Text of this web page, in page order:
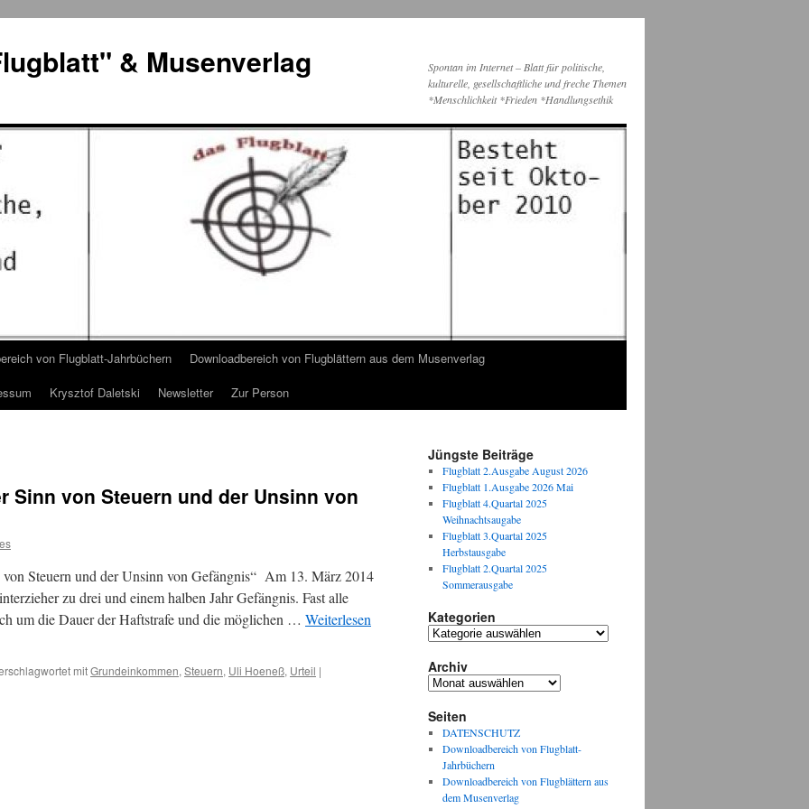
& Musenverlag
Spontan im Internet – Blatt für politische,
kulturelle, gesellschaftliche und freche Themen
*Menschlichkeit *Frieden *Handlungsethik
von Flugblatt-Jahrbüchern
Downloadbereich von Flugblättern aus dem Musenverlag
Krysztof Daletski Newsletter Zur Person
Sinn von Steuern und der Unsinn von
Steuern und der Unsinn von Gefängnis“ Am 13. März 2014
zu drei und einem halben Jahr Gefängnis. Fast alle
um die Dauer der Haftstrafe und die möglichen … Weiterlesen
mitGrundeinkommen, Steuern, Uli Hoeneß, Urteil |
Jüngste Beiträge
Flugblatt 2.Ausgabe August 2026
Flugblatt 1.Ausgabe 2026 Mai
Flugblatt 4.Quartal 2025
Weihnachtsaugabe
Flugblatt 3.Quartal 2025
Herbstausgabe
Flugblatt 2.Quartal 2025
Sommerausgabe
Kategorien
Kategorien
Archiv
Archiv
Seiten
DATENSCHUTZ
Downloadbereich von Flugblatt-
Jahrbüchern
Downloadbereich von Flugblättern aus
dem Musenverlag